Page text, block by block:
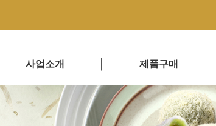
사업소개 제품구매